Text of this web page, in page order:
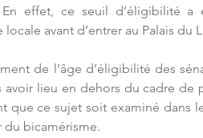
En effet, ce seuil d’éligibilité
avant d’entrer au Palais du
de l’âge d’éligibilité des
avoir lieu en dehors du cadre
que ce sujet soit examiné dans
du bicamérisme.